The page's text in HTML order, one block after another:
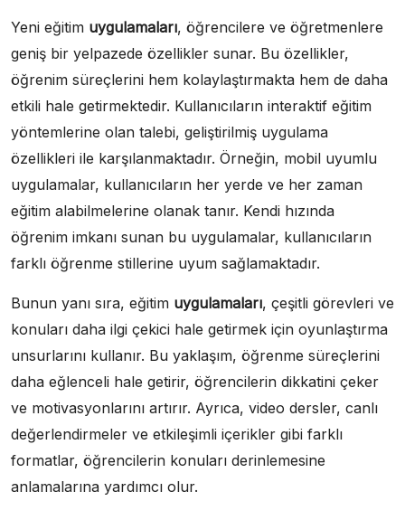
Yeni eğitim uygulamaları, öğrencilere ve öğretmenlere
geniş bir yelpazede özellikler sunar. Bu özellikler,
öğrenim süreçlerini hem kolaylaştırmakta hem de daha
etkili hale getirmektedir. Kullanıcıların interaktif eğitim
yöntemlerine olan talebi, geliştirilmiş uygulama
özellikleri ile karşılanmaktadır. Örneğin, mobil uyumlu
uygulamalar, kullanıcıların her yerde ve her zaman
eğitim alabilmelerine olanak tanır. Kendi hızında
öğrenim imkanı sunan bu uygulamalar, kullanıcıların
farklı öğrenme stillerine uyum sağlamaktadır.
Bunun yanı sıra, eğitim uygulamaları, çeşitli görevleri ve
konuları daha ilgi çekici hale getirmek için oyunlaştırma
unsurlarını kullanır. Bu yaklaşım, öğrenme süreçlerini
daha eğlenceli hale getirir, öğrencilerin dikkatini çeker
ve motivasyonlarını artırır. Ayrıca, video dersler, canlı
değerlendirmeler ve etkileşimli içerikler gibi farklı
formatlar, öğrencilerin konuları derinlemesine
anlamalarına yardımcı olur.